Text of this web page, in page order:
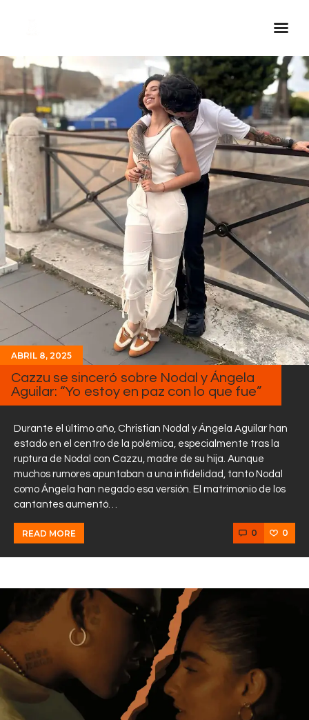
Inicio Real FM
Streaming
En Vivo
Descarga La APP
Programas
Noticias
Equipo
Sobre Nosotros
Contactos
ABRIL 8, 2025
Cazzu se sinceró sobre Nodal y Ángela
Aguilar: “Yo estoy en paz con lo que fue”
Durante el último año, Christian Nodal y Ángela Aguilar han
estado en el centro de la polémica, especialmente tras la
ruptura de Nodal con Cazzu, madre de su hija. Aunque
muchos rumores apuntaban a una infidelidad, tanto Nodal
como Ángela han negado esa versión. El matrimonio de los
cantantes aumentó…
READ MORE 0 0